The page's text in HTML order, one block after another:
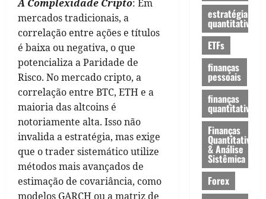
A Complexidade Cripto: Em
mercados tradicionais, a
correlação entre ações e títulos
é baixa ou negativa, o que
potencializa a Paridade de
Risco. No mercado cripto, a
correlação entre BTC, ETH e a
maioria das altcoins é
notoriamente alta. Isso não
invalida a estratégia, mas exige
que o trader sistemático utilize
métodos mais avançados de
estimação de covariância, como
modelos GARCH ou a matriz de
estratégia
quantitativa
ETFs
finanças
pessoais
finanças
quantitativas
Finanças
Quantitativas
& Análise
Sistêmica
Forex